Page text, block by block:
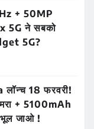
+ 50MP
5G ने सबको
5G?
18 फरवरी!
+ 5100mAh
जाओ !